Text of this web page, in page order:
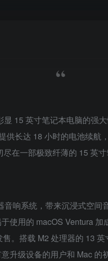
15 英寸笔记本电脑的强
供长达 18 小时的电池续航
在一部极致纤薄的 15 英寸
响系统，带来沉浸式空
使用的 macOS Ventura
。搭载 M2 处理器的 13
升级设备的用户和 Mac 的